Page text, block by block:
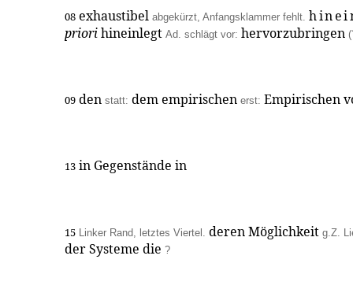
08 exhaustibel abgekürzt, Anfangsklammer fehlt.
priorihineinlegt Ad. schlägt vor: hervorzubringen
09 den statt: dem empirischen erst: Empirischen
13 in Gegenstände in
15 Linker Rand, letztes Viertel. deren Möglichkeit g.Z.
der Systeme die ?